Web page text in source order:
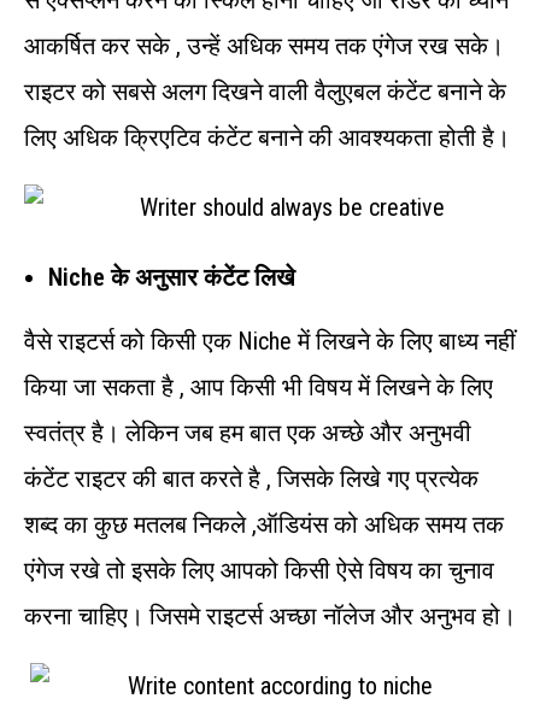
आकर्षित कर सके , उन्हें अधिक समय तक एंगेज रख सके।
राइटर को सबसे अलग दिखने वाली वैलुएबल कंटेंट बनाने के
लिए अधिक क्रिएटिव कंटेंट बनाने की आवश्यकता होती है।
Niche के अनुसार कंटेंट लिखे
वैसे राइटर्स को किसी एक Niche में लिखने के लिए बाध्य नहीं
किया जा सकता है , आप किसी भी विषय में लिखने के लिए
स्वतंत्र है। लेकिन जब हम बात एक अच्छे और अनुभवी
कंटेंट राइटर की बात करते है , जिसके लिखे गए प्रत्येक
शब्द का कुछ मतलब निकले ,ऑडियंस को अधिक समय तक
एंगेज रखे तो इसके लिए आपको किसी ऐसे विषय का चुनाव
करना चाहिए। जिसमे राइटर्स अच्छा नॉलेज और अनुभव हो।